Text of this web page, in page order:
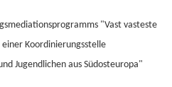
"Vast vasteste
Koordinierungsstelle
Jugendlichen aus Südosteuropa"